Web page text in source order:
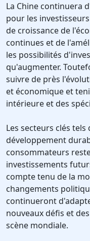
La Chine continuera
pour les
de croissance de
continues et de
les possibilités
qu'augmenter.
suivre de près
et économique et
intérieure et des
Les secteurs clés
développement
consommateurs
investissements
compte tenu de la
changements
continueront
nouveaux défis et
scène mondiale.